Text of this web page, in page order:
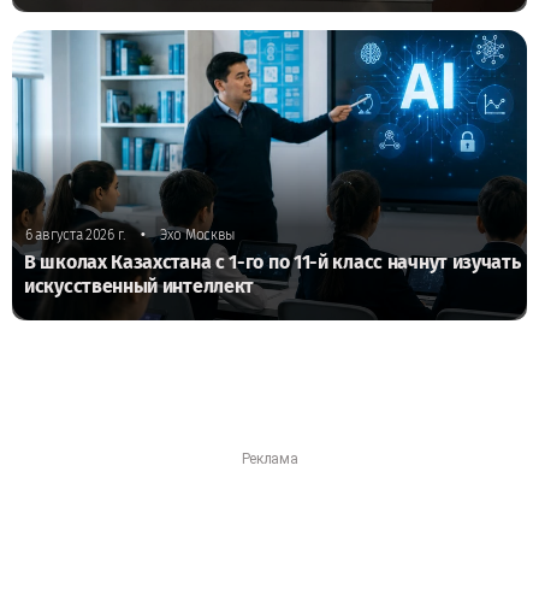
6 августа 2026 г. • Эхо Москвы
В школах Казахстана с 1-го по 11-й класс начнут изучать
искусственный интеллект